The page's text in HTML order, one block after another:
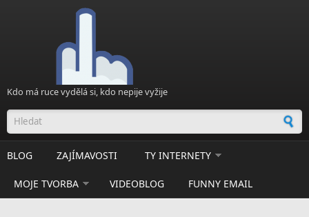
Přejít k hlavnímu obsahu
Kdo má ruce vydělá si, kdo nepije vyžije
Vyhledávání
BLOG ZAJÍMAVOSTI TY INTERNETY
MOJE TVORBA VIDEOBLOG FUNNY EMAIL